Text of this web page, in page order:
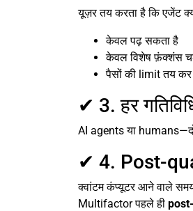
यूज़र तय करता है कि एजेंट
केवल पढ़ सकता है
केवल विशेष फ़ंक्शंस
पैसों की limit तय
✔ 3. हर
AI agents या
✔ 4. Post-
क्वांटम कंप्यूटर आने वाले
Multifactor पहले ही